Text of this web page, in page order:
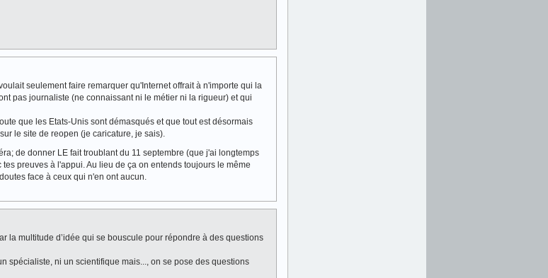
seulement faire remarquer qu'Internet offrait à n'importe qui la
pas journaliste (ne connaissant ni le métier ni la rigueur) et qui
que les Etats-Unis sont démasqués et que tout est désormais
le site de reopen (je caricature, je sais).
de donner LE fait troublant du 11 septembre (que j'ai longtemps
preuves à l'appui. Au lieu de ça on entends toujours le même
face à ceux qui n'en ont aucun.
la multitude d’idée qui se bouscule pour répondre à des questions
spécialiste, ni un scientifique mais..., on se pose des questions